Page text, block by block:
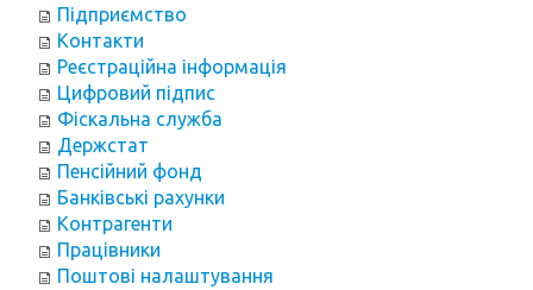
Підприємство
Контакти
Реєстраційна інформація
Цифровий підпис
Фіскальна служба
Держстат
Пенсійний фонд
Банківські рахунки
Контрагенти
Працівники
Поштові налаштування